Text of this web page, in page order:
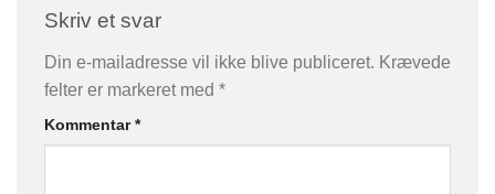
Skriv et svar
Din e-mailadresse vil ikke blive publiceret. Krævede
felter er markeret med *
Kommentar*